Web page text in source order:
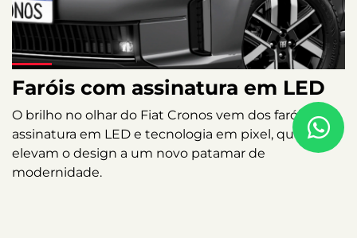
Faróis com assinatura em LED
O brilho no olhar do Fiat Cronos vem dos faróis com
assinatura em LED e tecnologia em pixel, que
elevam o design a um novo patamar de
modernidade.